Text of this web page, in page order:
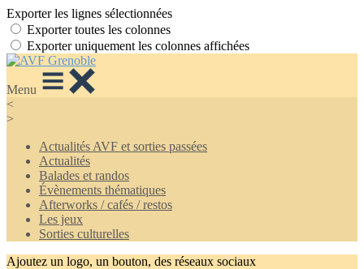
Exporter les lignes sélectionnées
Exporter toutes les colonnes
Exporter uniquement les colonnes affichées
Menu
<
>
Actualités AVF et sorties passées
Actualités
Balades et randos
Évènements thématiques
Afterworks / cafés / restos
Les jeux
Sorties culturelles
Ajoutez un logo, un bouton, des réseaux sociaux